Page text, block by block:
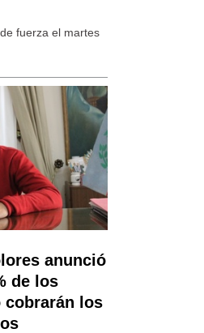
fuerza el martes
anunció
de los
cobrarán los